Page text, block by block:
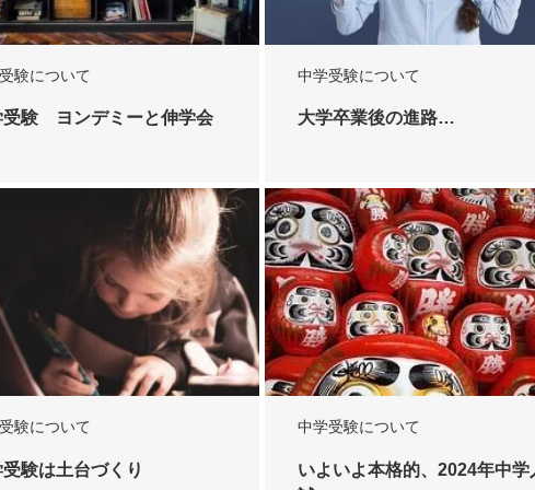
験について
受験 ヨンデミーと伸学会
中学受験について
大学卒業後の進路…
験について
受験は土台づくり
中学受験について
いよいよ本格的、2024年中学